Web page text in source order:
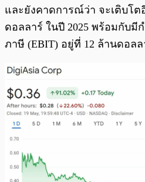
และยังคาดการณ์ว่า จะเติบโต
ดอลลาร์ ในปี 2025 พร้อมกับมี
ภาษี (EBIT) อยู่ที่ 12 ล้านดอลล